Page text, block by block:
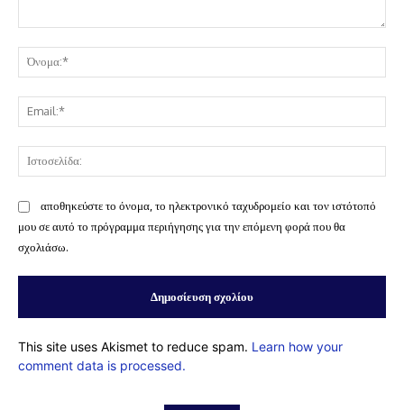
αποθηκεύστε το όνομα, το ηλεκτρονικό ταχυδρομείο και τον ιστότοπό
μου σε αυτό το πρόγραμμα περιήγησης για την επόμενη φορά που θα
σχολιάσω.
This site uses Akismet to reduce spam. Learn how your
comment data is processed.